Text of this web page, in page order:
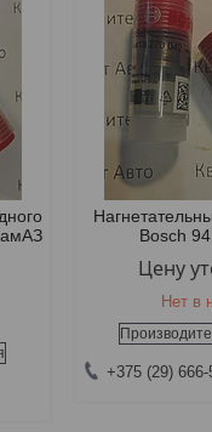
Bosch
Цену
Нет в
+375 (29) 666-